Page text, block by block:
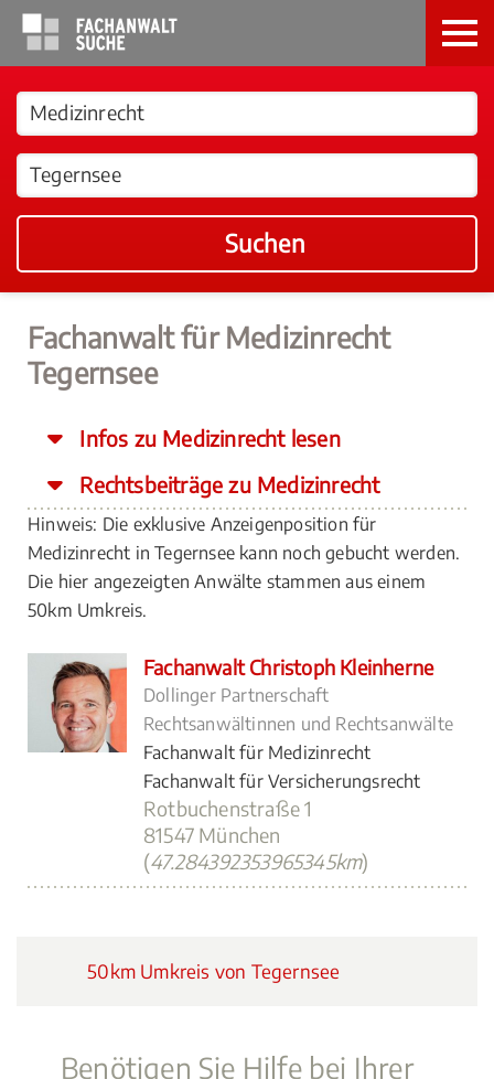
Suchen
Fachanwalt für Medizinrecht
Tegernsee
Infos zu Medizinrecht lesen
Rechtsbeiträge zu Medizinrecht
Hinweis: Die exklusive Anzeigenposition für
Medizinrecht in Tegernsee kann noch gebucht werden.
Die hier angezeigten Anwälte stammen aus einem
50km Umkreis.
Fachanwalt Christoph Kleinherne
Dollinger Partnerschaft
Rechtsanwältinnen und Rechtsanwälte
Fachanwalt für Medizinrecht
Fachanwalt für Versicherungsrecht
Rotbuchenstraße 1
81547 München
(47.284392353965345km)
50km Umkreis von Tegernsee
Benötigen Sie Hilfe bei Ihrer